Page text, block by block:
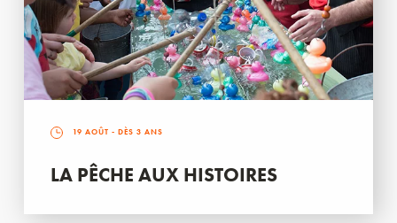
19 AOÛT - DÈS 3 ANS
LA PÊCHE AUX HISTOIRES